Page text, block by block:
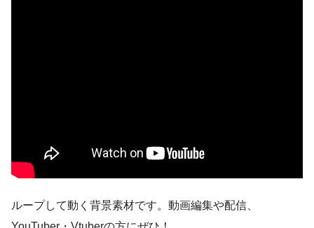
ループして動く背景素材です。動画編集や配信、